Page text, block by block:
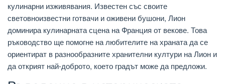
кулинарни изживявания. Известен със своите
световноизвестни готвачи и оживени бушони, Лион
доминира кулинарната сцена на Франция от векове. Това
ръководство ще помогне на любителите на храната да се
ориентират в разнообразните хранителни култури на Лион и
да открият най-доброто, което градът може да предложи.